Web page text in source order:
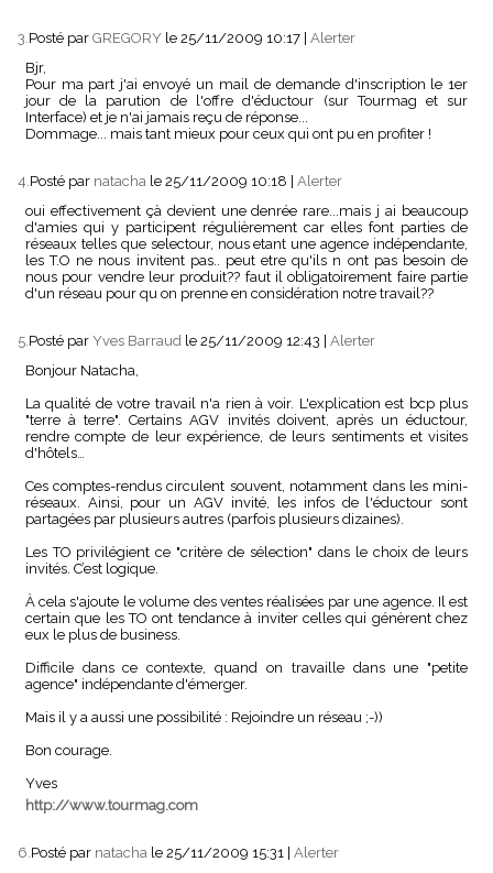
3. Posté par GREGORY le 25/11/2009 10:17 Alerter
Bjr,
Pour ma part j'ai envoyé un mail de demande d'inscription le 1er
jour de la parution de l'offre d'éductour (sur Tourmag et sur
Interface) et je n'ai jamais reçu de réponse...
Dommage... mais tant mieux pour ceux qui ont pu en profiter !
4.Posté par natacha le 25/11/2009 10:18
Alerter
oui effectivement çà devient une denrée rare...mais j ai beaucoup
d'amies qui y participent régulièrement car elles font parties de
réseaux telles que selectour, nous etant une agence indépendante,
les T.O ne nous invitent pas.. peut etre qu'ils n ont pas besoin de
nous pour vendre leur produit?? faut il obligatoirement faire partie
d'un réseau pour qu on prenne en considération notre travail??
5.Posté par Yves Barraud le 25/11/2009 12:43
Alerter
Bonjour Natacha,
La qualité de votre travail n'a rien à voir. L'explication est bcp plus
"terre à terre". Certains AGV invités doivent, après un éductour,
rendre compte de leur expérience, de leurs sentiments et visites
d'hôtels…
Ces comptes-rendus circulent souvent, notamment dans les mini-
réseaux. Ainsi, pour un AGV invité, les infos de l'éductour sont
partagées par plusieurs autres (parfois plusieurs dizaines).
Les TO privilégient ce "critère de sélection" dans le choix de leurs
invités. C’est logique.
À cela s'ajoute le volume des ventes réalisées par une agence. Il est
certain que les TO ont tendance à inviter celles qui génèrent chez
eux le plus de business.
Difficile dans ce contexte, quand on travaille dans une "petite
agence" indépendante d'émerger.
Mais il y a aussi une possibilité : Rejoindre un réseau ;-))
Bon courage.
Yves
http://www.tourmag.com
6.Posté par natacha le 25/11/2009 15:31 Alerter